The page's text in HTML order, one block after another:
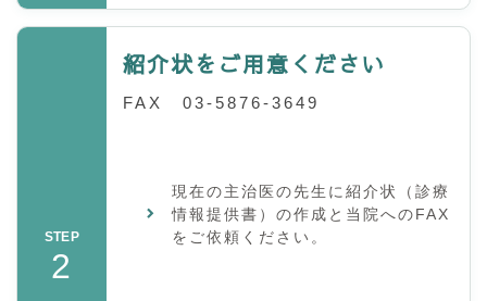
STEP
2
紹介状をご用意ください
FAX 03-5876-3649
現在の主治医の先生に紹介状（診療
情報提供書）の作成と当院へのFAX
をご依頼ください。